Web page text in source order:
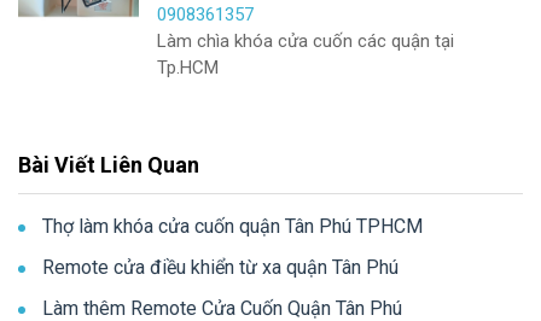
0908361357
Làm chìa khóa cửa cuốn các quận tại
Tp.HCM
Bài Viết Liên Quan
Thợ làm khóa cửa cuốn quận Tân Phú TPHCM
Remote cửa điều khiển từ xa quận Tân Phú
Làm thêm Remote Cửa Cuốn Quận Tân Phú